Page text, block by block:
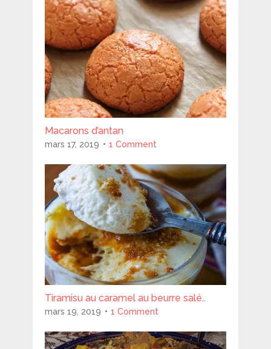
Macarons d’antan
mars 17, 2019 1 Comment
Tiramisu au caramel au beurre salé..
mars 19, 2019 1 Comment